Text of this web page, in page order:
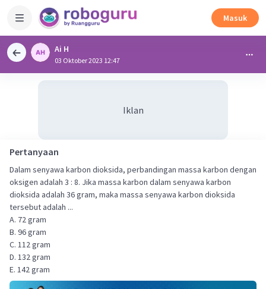
Masuk
Ai H
03 Oktober 2023 12:47
Iklan
Pertanyaan
Dalam senyawa karbon dioksida, perbandingan massa karbon dengan
oksigen adalah 3 : 8. Jika massa karbon dalam senyawa karbon
dioksida adalah 36 gram, maka massa senyawa karbon dioksida
tersebut adalah ...
A. 72 gram
B. 96 gram
C. 112 gram
D. 132 gram
E. 142 gram